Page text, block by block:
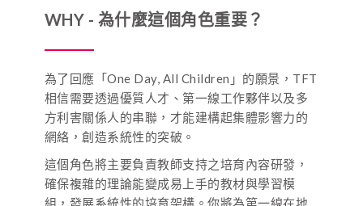
WHY - 為什麼這個角色重要？
為了回應「One Day, All Children」的願景，TFT
相信需要透過優質人才、第一線工作夥伴以及多
方利害關係人的串聯，才能建構起集體影響力的
網絡，創造系統性的突破。
這個角色將主要負責教師支持之培育內容研發，
確保複雜的理論能變成易上手的教材與學習模
組，發展系統性的培育架構。你將為第一線在地